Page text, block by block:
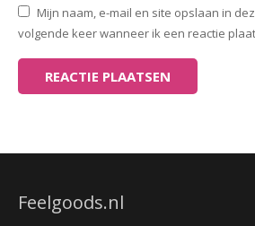
Mijn naam, e-mail en site opslaan in
volgende keer wanneer ik een reactie
Feelgoods.nl